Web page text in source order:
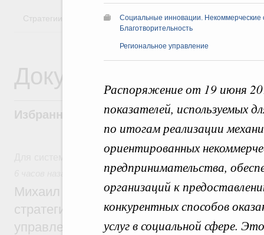
Социальные инновации. Некоммерческие
Благотворительность
Региональное управление
Распоряжение от 19 июня
показателей, используемых
по итогам реализации
ориентированных
предпринимательства,
организаций к
конкурентных способов
услуг в социальной сфере.
Стратегии Государственные программы
Документы
Избранные документы со справками к
Для системного поиска перейдите в раздел "Поиск по
Технологическое развитие. Инновации
Михаил Мишустин дал поручения по
стратегической сессии о
управления научно-технологическим